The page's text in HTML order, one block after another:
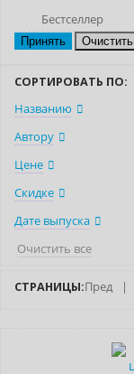
Бестселлер
Очистить
СОРТИРОВАТЬ ПО:
Названию
Автору
Цене
Скидке
Дате выпуска
Очистить все
СТРАНИЦЫ:Пред |